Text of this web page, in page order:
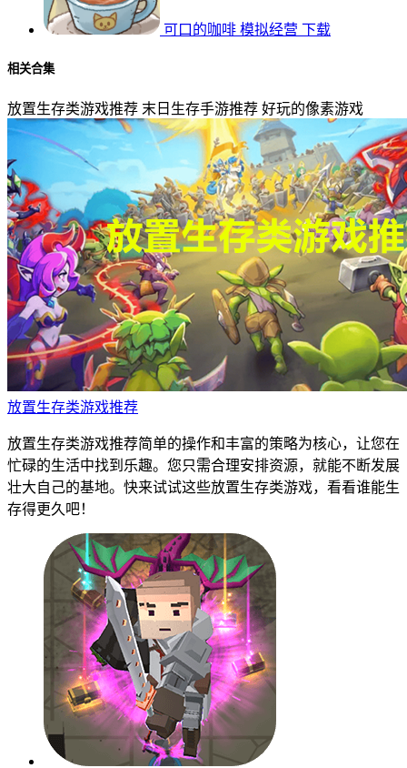
可口的咖啡 模拟经营 下载
相关合集
放置生存类游戏推荐 末日生存手游推荐 好玩的像素游戏
放置生存类游戏推荐
放置生存类游戏推荐简单的操作和丰富的策略为核心，让您在
忙碌的生活中找到乐趣。您只需合理安排资源，就能不断发展
壮大自己的基地。快来试试这些放置生存类游戏，看看谁能生
存得更久吧！